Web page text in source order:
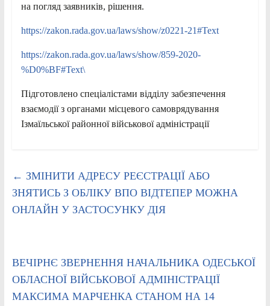
на погляд заявників, рішення.
https://zakon.rada.gov.ua/laws/show/z0221-21#Text
https://zakon.rada.gov.ua/laws/show/859-2020-
%D0%BF#Text\
Підготовлено спеціалістами відділу забезпечення
взаємодії з органами місцевого самоврядування
Ізмаїльської районної військової адміністрації
← ЗМІНИТИ АДРЕСУ РЕЄСТРАЦІЇ АБО
ЗНЯТИСЬ З ОБЛІКУ ВПО ВІДТЕПЕР МОЖНА
ОНЛАЙН У ЗАСТОСУНКУ ДІЯ
ВЕЧІРНЄ ЗВЕРНЕННЯ НАЧАЛЬНИКА ОДЕСЬКОЇ
ОБЛАСНОЇ ВІЙСЬКОВОЇ АДМІНІСТРАЦІЇ
МАКСИМА МАРЧЕНКА СТАНОМ НА 14